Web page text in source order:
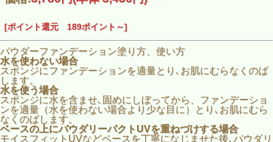
[ポイント還元 189ポイント～]
パウダーファンデーション塗り方、使い方
水を使わない場合
スポンジにファンデーションを適量とり､お肌にむらなくのば
します。
水を使う場合
スポンジに水を含ませ､固めにしぼってから、ファンデーショ
ンを適量（水を使わない場合より少な目に）とり､お肌にむら
なくのばします。
ベースの上にパウダリーパクトUVを重ねづけする場合
モイスフィットUVなどベースを丁寧になじませた後､パウダリ